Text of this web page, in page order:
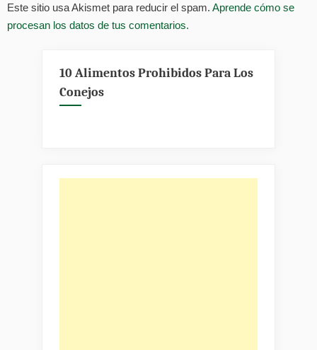
Este sitio usa Akismet para reducir el spam. Aprende cómo se
procesan los datos de tus comentarios.
10 Alimentos Prohibidos Para Los
Conejos